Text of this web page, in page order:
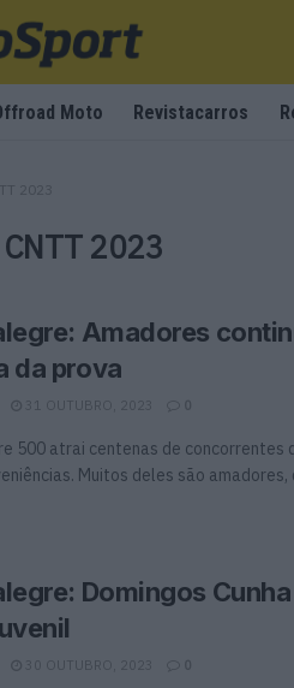
Moto Revistacarros
2023
CNTT 2023
Amadores
da prova
31 OUTUBRO, 2023 0
500 atrai centenas de concorrentes
Muitos deles são amadores,
Domingos
30 OUTUBRO, 2023 0